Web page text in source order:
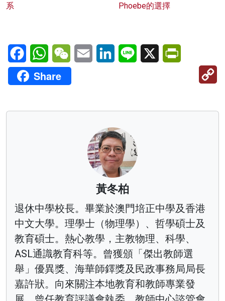
系
Phoebe的選擇
FacebookWhatsAppWeChatEmail LinkedInLine X
Share
黃冬柏
退休中學校長。畢業於澳門培正中學及香港
中文大學。理學士（物理學）、哲學碩士及
教育碩士。熱心教學，主教物理、科學、
ASL通識教育科等。曾獲頒「傑出教師選
舉」優異獎、海華師鐸獎及民政事務局局長
嘉許狀。向來關注本地教育和教師專業發